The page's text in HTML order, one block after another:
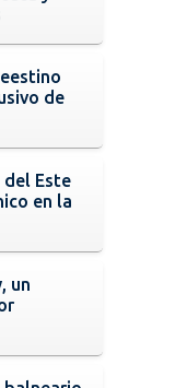
de
del Este
en la
un